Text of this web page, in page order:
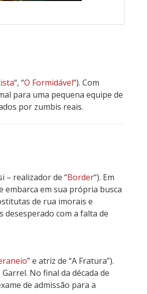
“, “O Formidável“). Com
para uma pequena equipe de
por zumbis reais.
– realizador de “Border“). Em
embarca em sua própria busca
de rua imorais e
desesperado com a falta de
” e atriz de “A Fratura”).
No final da década de
de admissão para a